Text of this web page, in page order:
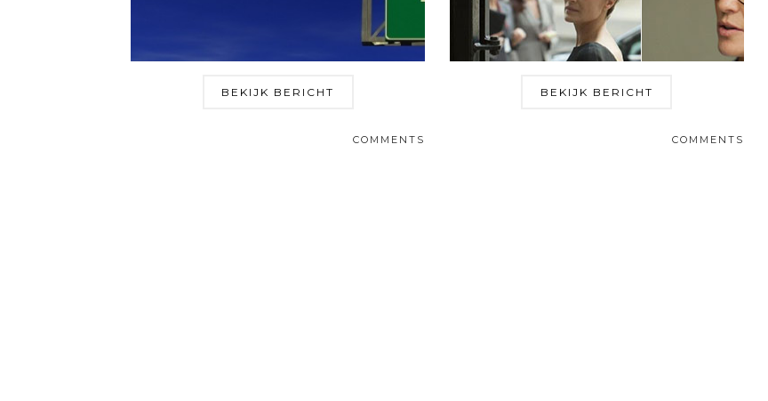
BEKIJK BERICHT
COMMENTS
BEKIJK BERICHT
COMMENTS